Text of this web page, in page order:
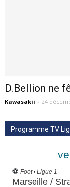
D.Bellion ne
Kawasakii - 24
Programme TV